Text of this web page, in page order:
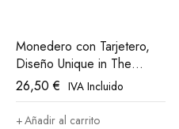
Monedero con Tarjetero,
Diseño Unique in The
World Athletic Club Bilbao
26,50€ IVA Incluido
Añadir al carrito